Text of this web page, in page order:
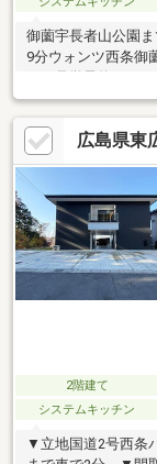
御薗宇長者山公園
9分ウォンツ西条御
プラザでは不動産
け付けております
談は下記電話番号
け付けております
広島県東
2階建て
システムキッチン
▼立地国道2号西条